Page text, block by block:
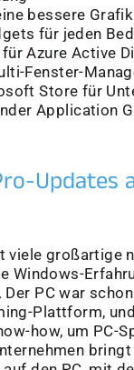
bessere
für jeden
Azure Active
Fenster-
Store für
Application
Updates
viele großartige
Windows-
Der PC war
Plattform,
how, um PC-